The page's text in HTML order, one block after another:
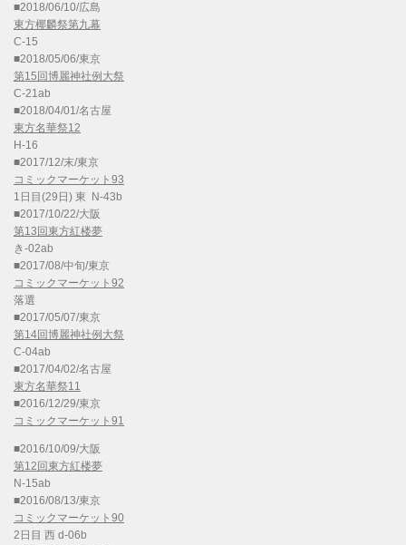
■2018/06/10/広島
東方椰麟祭第九幕
C-15
■2018/05/06/東京
第15回博麗神社例大祭
C-21ab
■2018/04/01/名古屋
東方名華祭12
H-16
■2017/12/末/東京
コミックマーケット93
1日目(29日) 東 N-43b
■2017/10/22/大阪
第13回東方紅楼夢
き-02ab
■2017/08/中旬/東京
コミックマーケット92
落選
■2017/05/07/東京
第14回博麗神社例大祭
C-04ab
■2017/04/02/名古屋
東方名華祭11
■2016/12/29/東京
コミックマーケット91
■2016/10/09/大阪
第12回東方紅楼夢
N-15ab
■2016/08/13/東京
コミックマーケット90
2日目 西 d-06b